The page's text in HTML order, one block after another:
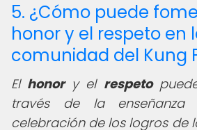
5. ¿Cómo puede
honor y el respeto en
comunidad del Kung
El honory el respeto
través de la
celebración de los logros de